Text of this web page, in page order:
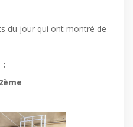
du jour qui ont montré de
: